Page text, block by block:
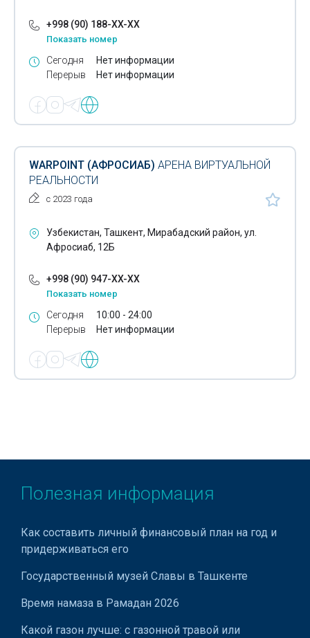
+998 (90) 188-XX-XX
Показать номер
Сегодня
Перерыв
Нет информации
Нет информации
WARPOINT (АФРОСИАБ) АРЕНА ВИРТУАЛЬНОЙ
РЕАЛЬНОСТИ
с 2023 года
Узбекистан, Ташкент, Мирабадский район, ул.
Афросиаб, 12Б
+998 (90) 947-XX-XX
Показать номер
Сегодня
Перерыв
10:00 - 24:00
Нет информации
Полезная информация
Как составить личный финансовый план на год и
придерживаться его
Государственный музей Славы в Ташкенте
Время намаза в Рамадан 2026
Какой газон лучше: с газонной травой или